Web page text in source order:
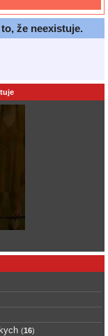
že neexistuje.
(16)